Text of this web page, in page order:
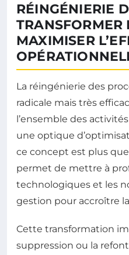
RÉINGÉNIERIE
TRANSFORMER
MAXIMISER
La réingénierie des
radicale mais très
l’ensemble des
une optique
ce concept est plus
permet de mettre à
technologiques et les
gestion pour accroître
Cette transformation
suppression ou la